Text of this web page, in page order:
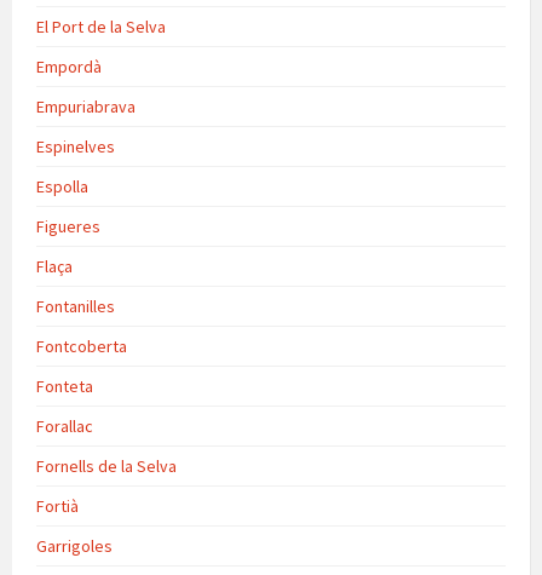
El Port de la Selva
Empordà
Empuriabrava
Espinelves
Espolla
Figueres
Flaça
Fontanilles
Fontcoberta
Fonteta
Forallac
Fornells de la Selva
Fortià
Garrigoles